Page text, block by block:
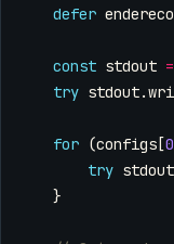
defer
const stdout =
try stdout.
for (configs [0
try stdout
}